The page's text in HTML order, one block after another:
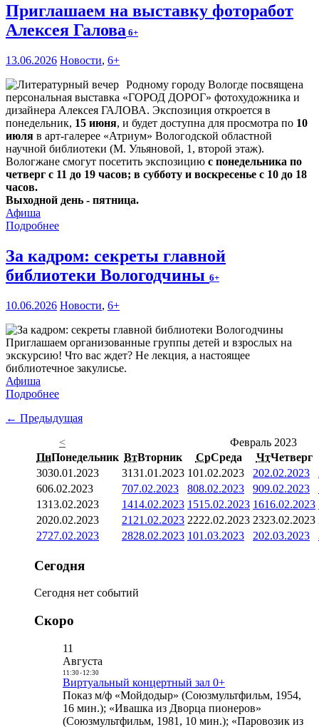
Приглашаем на выставку фоторабот
Алексея Галова 6+
13.06.2026 Новости, 6+
Родному городу Вологде посвящена
персональная выставка «ГОРОД ДОРОГ» фотохудожника и
дизайнера Алексея ГАЛОВА. Экспозиция откроется в
понедельник, 15 июня, и будет доступна для просмотра по 10
июля в арт-галерее «Атриум» Вологодской областной
научной библиотеки (М. Ульяновой, 1, второй этаж).
Вологжане смогут посетить экспозицию с понедельника по
четверг с 11 до 19 часов; в субботу и воскресенье с 10 до 18
часов.
Выходной день - пятница.
Афиша
Подробнее
За кадром: секреты главной
библиотеки Вологодчины 6+
10.06.2026 Новости, 6+
Приглашаем организованные группы детей и взрослых на
экскурсию! Что вас ждет? Не лекция, а настоящее
библиотечное закулисье.
Афиша
Подробнее
← Предыдущая
<
Февраль 2023
ПнПонедельник ВтВторник СрСреда ЧтЧетверг
3030.01.2023 3131.01.2023 101.02.2023 202.02.2023
606.02.2023 707.02.2023 808.02.2023 909.02.2023
1313.02.2023 1414.02.2023 1515.02.2023 1616.02.2023
2020.02.2023 21 21.02.2023 2222.02.2023 2323.02.2023
2727.02.2023 2828.02.2023 101.03.2023 202.03.2023
Сегодня
Сегодня нет событий
Скоро
11
Августа
11:30- 12:30
Виртуальный концертный зал 0+
Показ м/ф «Мойдодыр» (Союзмультфильм, 1954,
16 мин.); «Ивашка из Дворца пионеров»
(Союзмультфильм, 1981, 10 мин.); «Паровозик из